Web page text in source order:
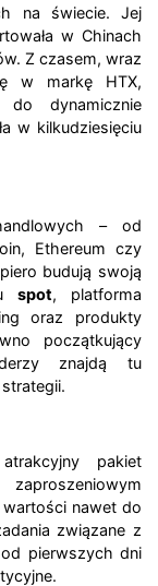
na świecie. Jej
w Chinach
Z czasem, wraz
w markę HTX,
dynamicznie
w kilkudziesięciu
– od
Ethereum czy
budują swoją
spot, platforma
oraz produkty
początkujący
znajdą tu
pakiet
wartości nawet do
związane z
pierwszych dni